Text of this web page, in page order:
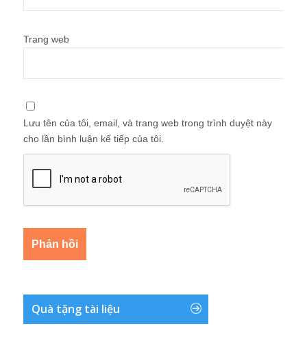
Trang web
Lưu tên của tôi, email, và trang web trong trình duyệt này
cho lần bình luận kế tiếp của tôi.
Quà tặng tài liệu